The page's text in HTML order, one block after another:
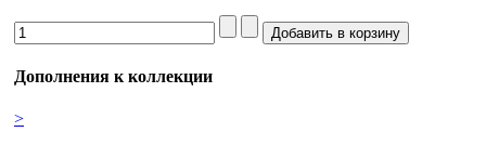
Дополнения к коллекции
>